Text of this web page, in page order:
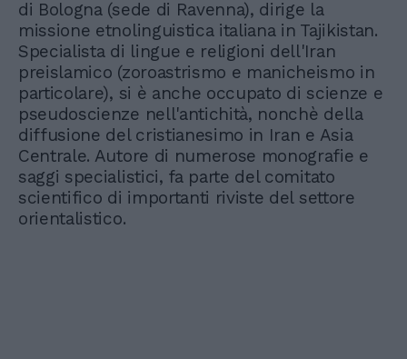
di Bologna (sede di Ravenna), dirige la
missione etnolinguistica italiana in Tajikistan.
Specialista di lingue e religioni dell'Iran
preislamico (zoroastrismo e manicheismo in
particolare), si è anche occupato di scienze e
pseudoscienze nell'antichità, nonchè della
diffusione del cristianesimo in Iran e Asia
Centrale. Autore di numerose monografie e
saggi specialistici, fa parte del comitato
scientifico di importanti riviste del settore
orientalistico.